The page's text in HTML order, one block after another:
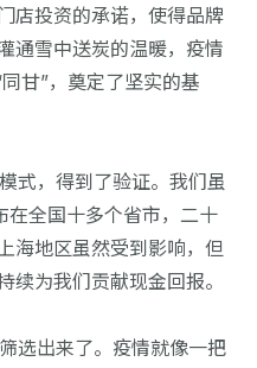
店投资的承诺，使得品牌
通雪中送炭的温暖，疫情
甘”，奠定了坚实的基
式，得到了验证。我们虽
在全国十多个省市，二十
海地区虽然受到影响，但
续为我们贡献现金回报。
选出来了。疫情就像一把